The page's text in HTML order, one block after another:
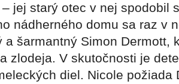
jej starý otec v nej spodobil
nádherného domu sa raz v
a šarmantný Simon Dermott,
zlodeja. V skutočnosti je
diel. Nicole požiada